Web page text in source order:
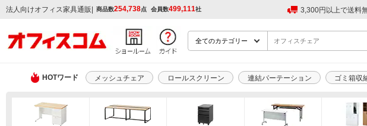
法人向けオフィス家具通販 | 商品数254,738点 会員数499,111社 3,300円以上で送料
HOTワード メッシュチェア ロールスクリーン 連結パーテーション ゴミ箱収